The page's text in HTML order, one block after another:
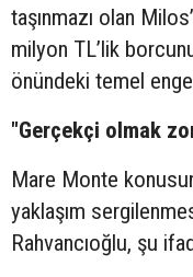
taşınmazı olan
milyon TL’lik
önündeki temel
"Gerçekçi olmak
Mare Monte
yaklaşım
Rahvancıoğlu, şu